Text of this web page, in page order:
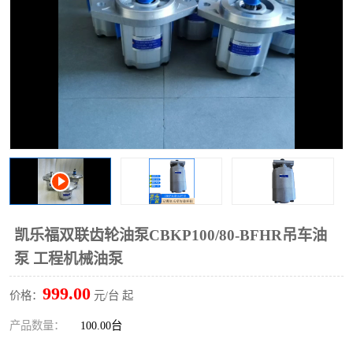
凯乐福双联齿轮油泵CBKP100/80-BFHR吊车油
泵 工程机械油泵
价格： 999.00 元/台 起
产品数量： 100.00台